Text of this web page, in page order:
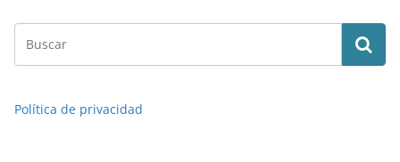
Política de privacidad